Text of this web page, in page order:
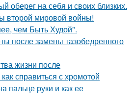
оберег на себя и своих близких.
второй мировой войны!
чем Быть Худой".
после замены тазобедренного
жизни после
справиться с хромотой
пальце руки и как ее